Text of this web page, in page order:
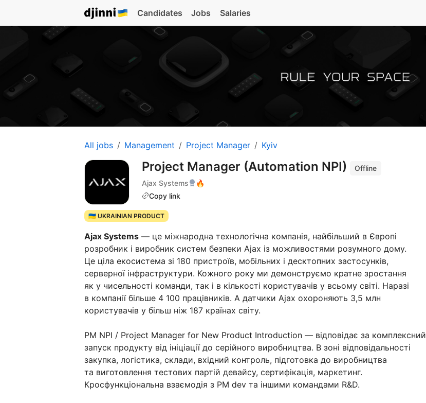
Candidates Jobs Salaries
All jobs Management Project Manager Kyiv
Project Manager (Automation NPI)
Offline
Ajax Systems
🔥
Copy link
🇺🇦 UKRAINIAN PRODUCT
Ajax Systems — це міжнародна технологічна компанія, найбільший в Європі
розробник і виробник систем безпеки Ajax із можливостями розумного дому.
Це ціла екосистема зі 180 пристроїв, мобільних і десктопних застосунків,
серверної інфраструктури. Кожного року ми демонструємо кратне зростання
як у чисельності команди, так і в кількості користувачів у всьому світі. Наразі
в компанії більше 4 100 працівників. А датчики Ajax охороняють 3,5 млн
користувачів у більш ніж 187 країнах світу.
PM NPI / Project Manager for New Product Introduction — відповідає за комплексний
запуск продукту від ініціації до серійного виробництва. В зоні відповідальності
закупка, логістика, склади, вхідний контроль, підготовка до виробництва
та виготовлення тестових партій девайсу, сертифікація, маркетинг.
Кросфункціональна взаємодія з PM dev та іншими командами R&D.